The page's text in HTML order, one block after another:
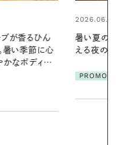
ィン。私を整
美ケア
2026.07.21
発・ベーリングの